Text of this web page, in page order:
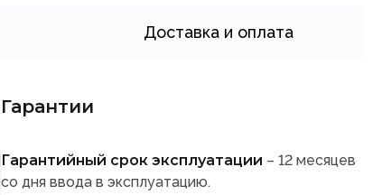
Доставка и оплата
Гарантии
Гарантийный срок эксплуатации – 12 месяцев
со дня ввода в эксплуатацию.